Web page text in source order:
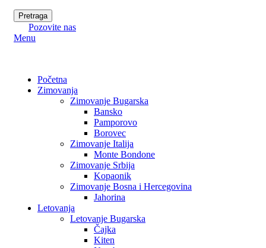
Pretraga
Pozovite nas
Menu
Početna
Zimovanja
Zimovanje Bugarska
Bansko
Pamporovo
Borovec
Zimovanje Italija
Monte Bondone
Zimovanje Srbija
Kopaonik
Zimovanje Bosna i Hercegovina
Jahorina
Letovanja
Letovanje Bugarska
Čajka
Kiten